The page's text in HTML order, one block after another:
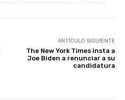
ARTÍCULO SIGUIENTE
The New York Times insta a
Joe Biden a renunciar a su
candidatura